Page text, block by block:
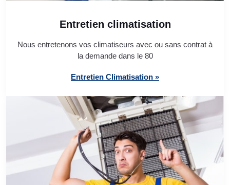
Entretien climatisation
Nous entretenons vos climatiseurs avec ou sans contrat à
la demande dans le 80
Entretien Climatisation »